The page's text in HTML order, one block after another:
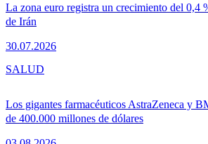
La zona euro registra un crecimiento del 0,4
de Irán
30.07.2026
Los gigantes farmacéuticos AstraZeneca y
de 400.000 millones de dólares
SALUD